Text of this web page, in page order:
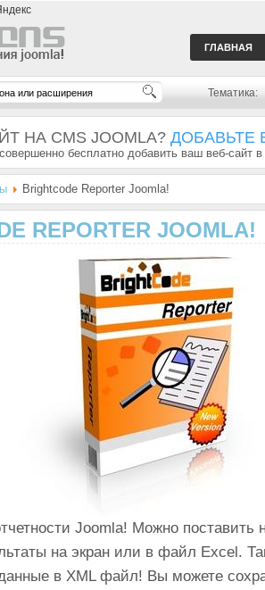
ГЛАВНАЯ
Тематика:
НА CMS JOOMLA? ДОБАВЬТЕ
бесплатно добавить ваш веб-сайт
Brightcode Reporter Joomla!
REPORTER JOOMLA!
Joomla! Можно поставить
на экран или в файл Excel.
в XML файл! Вы можете